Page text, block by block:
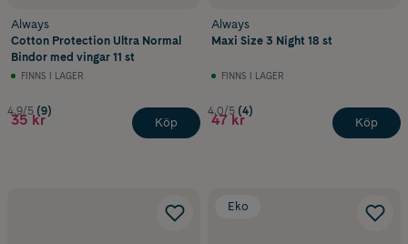
Always
Cotton Protection Ultra Normal
Bindor med vingar 11 st
FINNS I LAGER
4.9/5 (9)
35 kr Köp
Always
Maxi Size 3 Night 18 st
FINNS I LAGER
4.0/5 (4)
47 kr Köp
Eko